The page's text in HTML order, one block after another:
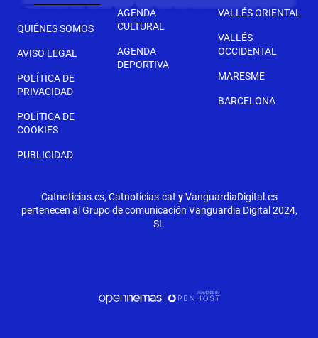
QUIÉNES SOMOS
AVISO LEGAL
POLÍTICA DE
PRIVACIDAD
POLÍTICA DE
COOKIES
PUBLICIDAD
AGENDA
CULTURAL
AGENDA
DEPORTIVA
VALLÉS ORIENTAL
VALLÉS
OCCIDENTAL
MARESME
BARCELONA
Catnoticias.es, Catnoticias.cat yVanguardiaDigital.es
pertenecen al Grupo de comunicación Vanguardia Digital 2024,
SL